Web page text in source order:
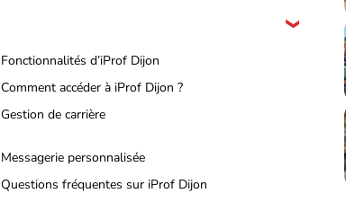
Fonctionnalités d’iProf Dijon
Comment accéder à iProf Dijon ?
Gestion de carrière
Messagerie personnalisée
Questions fréquentes sur iProf Dijon